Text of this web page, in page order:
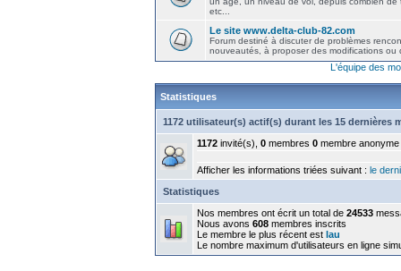
etc...
Le site www.delta-club-82.com
Forum destiné à discuter de problèmes
nouveautés, à proposer des modifications ou
L'équipe des
Statistiques
1172 utilisateur(s) actif(s) durant les 15 dernières
1172 invité(s), 0 membres 0 membre anonyme
Afficher les informations triées suivant : le
Statistiques
Nos membres ont écrit un total de 24533
Nous avons 608 membres inscrits
Le membre le plus récent est lau
Le nombre maximum d'utilisateurs en ligne